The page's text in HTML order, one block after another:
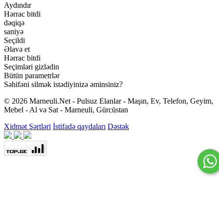
Aydındır
Hərrac bitdi
dəqiqə
saniyə
Seçildi
Əlavə et
Hərrac bitdi
Seçimləri gizlədin
Bütün parametrlər
Səhifəni silmək istədiyinizə əminsiniz?
© 2026 Marneuli.Net - Pulsuz Elanlar - Maşın, Ev, Telefon, Geyim,
Mebel - Al və Sat - Marneuli, Gürcüstan
Xidmət Şərtləri İstifadə qaydaları Dəstək